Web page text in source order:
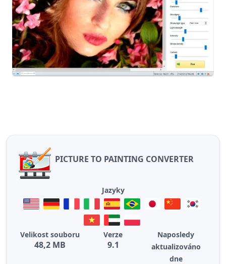
PICTURE TO PAINTING CONVERTER
Jazyky
Velikost souboru
48,2 MB
Verze
9.1
Naposledy
aktualizováno
dne